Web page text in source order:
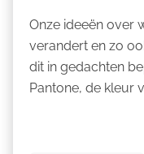
Onze ideeën over
verandert en zo
dit in gedachten
Pantone, de kleur